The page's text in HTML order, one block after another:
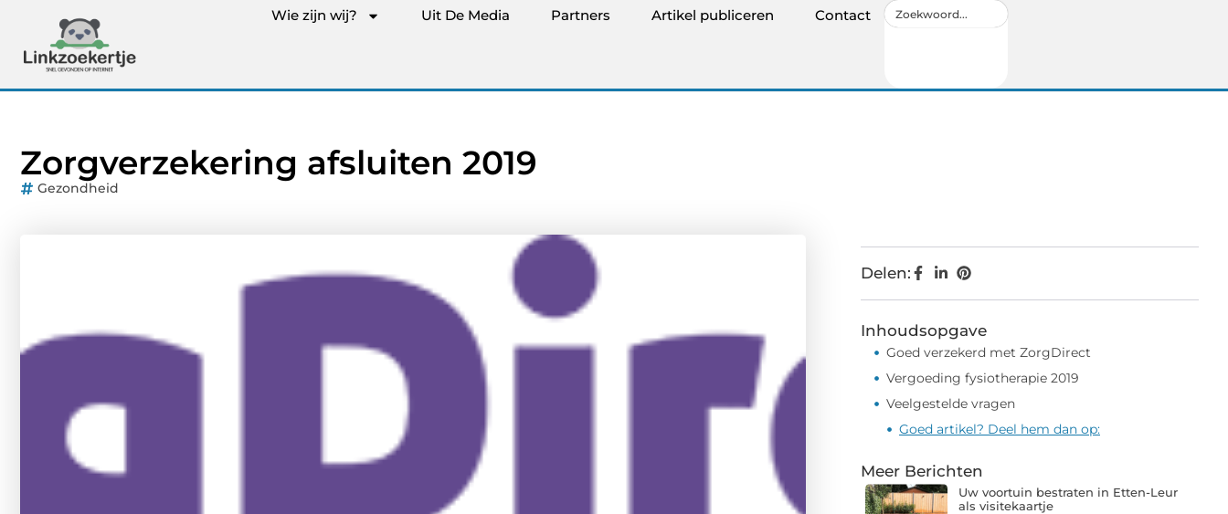
Wie zijn wij? Uit De Media Partners Artikel publiceren Contact
Zorgverzekering afsluiten 2019
Gezondheid
Delen:
Inhoudsopgave
Goed verzekerd met ZorgDirect
Vergoeding fysiotherapie 2019
Veelgestelde vragen
Goed artikel? Deel hem dan op:
Meer Berichten
Uw voortuin bestraten in Etten-Leur
als visitekaartje